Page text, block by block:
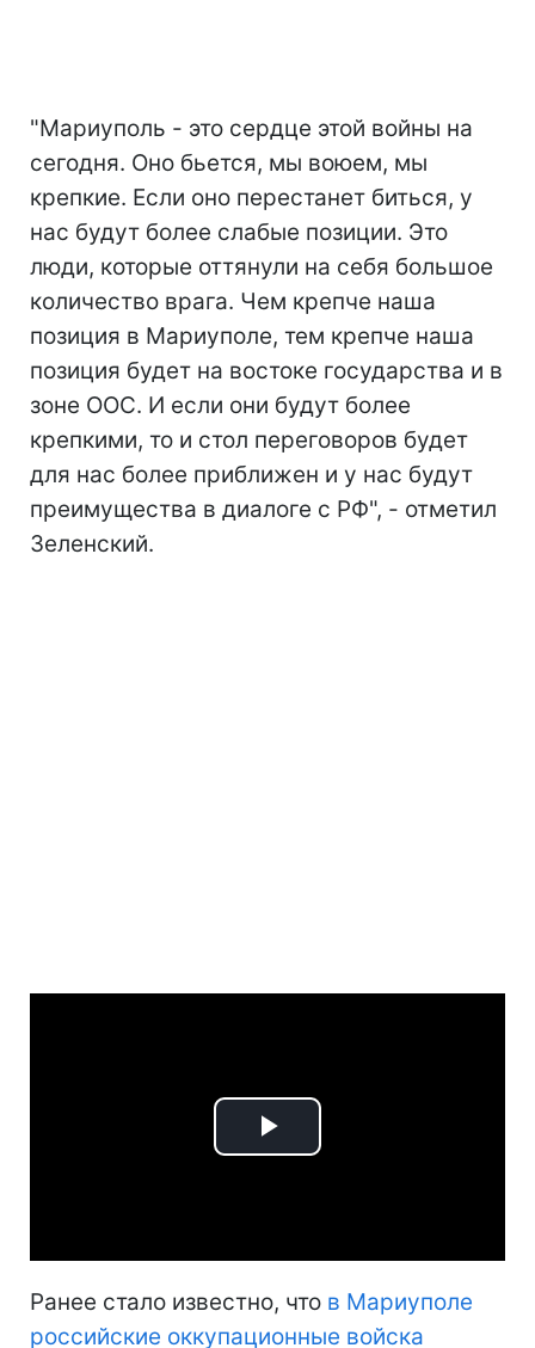
"Мариуполь - это сердце этой войны на
сегодня. Оно бьется, мы воюем, мы
крепкие. Если оно перестанет биться, у
нас будут более слабые позиции. Это
люди, которые оттянули на себя большое
количество врага. Чем крепче наша
позиция в Мариуполе, тем крепче наша
позиция будет на востоке государства и в
зоне ООС. И если они будут более
крепкими, то и стол переговоров будет
для нас более приближен и у нас будут
преимущества в диалоге с РФ", - отметил
Зеленский.
Play
Ранее стало известно, что в Мариуполе
российские оккупационные войска